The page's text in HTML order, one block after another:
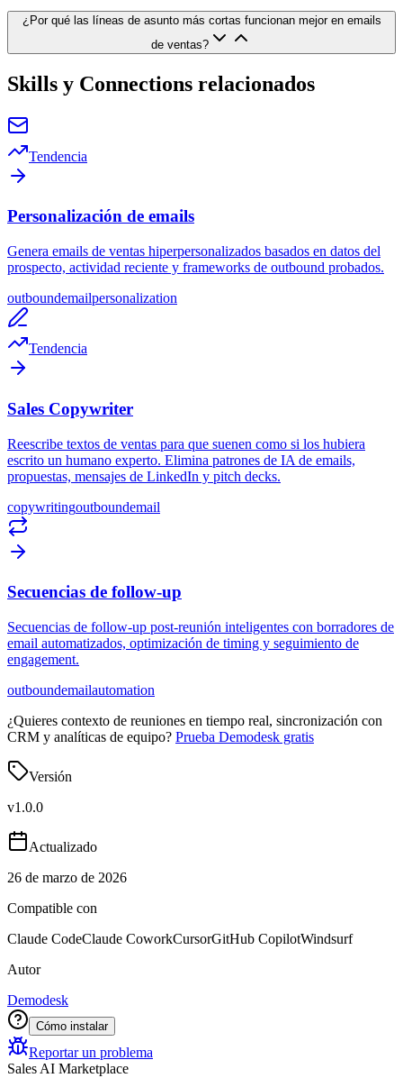
¿Por qué las líneas de asunto más cortas funcionan mejor en emails
de ventas?
Skills y Connections relacionados
Tendencia
Personalización de emails
Genera emails de ventas hiperpersonalizados basados en datos del
prospecto, actividad reciente y frameworks de outbound probados.
outboundemailpersonalization
Tendencia
Sales Copywriter
Reescribe textos de ventas para que suenen como si los hubiera
escrito un humano experto. Elimina patrones de IA de emails,
propuestas, mensajes de LinkedIn y pitch decks.
copywritingoutboundemail
Secuencias de follow-up
Secuencias de follow-up post-reunión inteligentes con borradores de
email automatizados, optimización de timing y seguimiento de
engagement.
outboundemailautomation
¿Quieres contexto de reuniones en tiempo real, sincronización con
CRM y analíticas de equipo? Prueba Demodesk gratis
Versión
v1.0.0
Actualizado
26 de marzo de 2026
Compatible con
Claude CodeClaude CoworkCursorGitHub CopilotWindsurf
Autor
Demodesk
Cómo instalar
Reportar un problema
Sales AI Marketplace